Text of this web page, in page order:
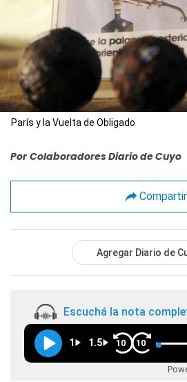
París y la Vuelta de Obligado
Por Colaboradores Diario de Cuyo
Compartir
Agregar Diario de
Escuchá la nota
1 1.5 10 10